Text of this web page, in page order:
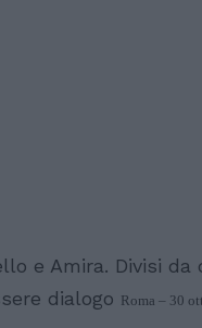
e Amira. Divisi
dialogo Roma – 30